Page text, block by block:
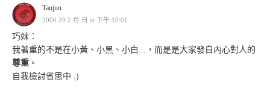
Tanjun
2006 20 2 月 日 at 下午 10:01
巧妹：
我著重的不是在小黃、小黑、小白...，而是是大家發自內心對人的
尊重 。
自我檢討省思中 :)